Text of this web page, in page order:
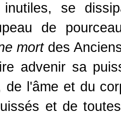
inutiles, se
de
mort des
advenir sa
de l'âme et du
et de